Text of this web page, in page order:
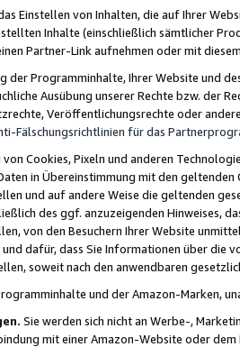
Einstellen von Inhalten, die auf Ihrer
Inhalte (einschließlich sämtlicher
Partner-Link aufnehmen oder mit
der Programminhalte, Ihrer Website und
Ausübung unserer Rechte bzw. der
Veröffentlichungsrechte oder
Fälschungsrichtlinien für das
Cookies, Pixeln und anderen
in Übereinstimmung mit den
und auf andere Weise die geltenden
des ggf. anzuzeigenden Hinweises,
von den Besuchern Ihrer Website
dafür, dass Sie Informationen über die
soweit nach den anwendbaren
und der Amazon-Marken,
Sie werden sich nicht an Werbe-,
mit einer Amazon-Website oder